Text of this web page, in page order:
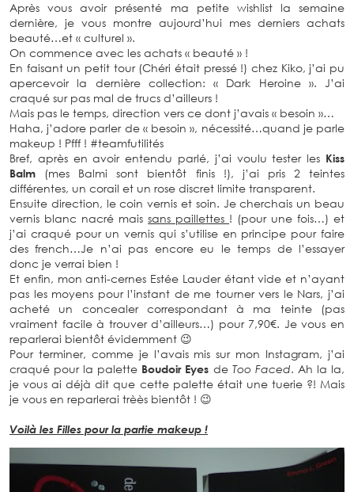
Après vous avoir présenté ma petite wishlist la semaine
dernière, je vous montre aujourd’hui mes derniers achats
beauté…et « culturel ».
On commence avec les achats « beauté » !
En faisant un petit tour (Chéri était pressé !) chez Kiko, j’ai pu
apercevoir la dernière collection: « Dark Heroine ». J’ai
craqué sur pas mal de trucs d’ailleurs !
Mais pas le temps, direction vers ce dont j’avais « besoin »…
Haha, j’adore parler de « besoin », nécessité…quand je parle
makeup ! Pfff ! #teamfutilités
Bref, après en avoir entendu parlé, j’ai voulu tester les Kiss
Balm (mes Balmi sont bientôt finis !), j’ai pris 2 teintes
différentes, un corail et un rose discret limite transparent.
Ensuite direction, le coin vernis et soin. Je cherchais un beau
vernis blanc nacré mais sans paillettes ! (pour une fois…) et
j’ai craqué pour un vernis qui s’utilise en principe pour faire
des french…Je n’ai pas encore eu le temps de l’essayer
donc je verrai bien !
Et enfin, mon anti-cernes Estée Lauder étant vide et n’ayant
pas les moyens pour l’instant de me tourner vers le Nars, j’ai
acheté un concealer correspondant à ma teinte (pas
vraiment facile à trouver d’ailleurs…) pour 7,90€. Je vous en
reparlerai bientôt évidemment 😉
Pour terminer, comme je l’avais mis sur mon Instagram, j’ai
craqué pour la palette Boudoir Eyes de Too Faced. Ah la la,
je vous ai déjà dit que cette palette était une tuerie ?! Mais
je vous en reparlerai trèès bientôt ! 😉
Voilà les Filles pour la partie makeup !